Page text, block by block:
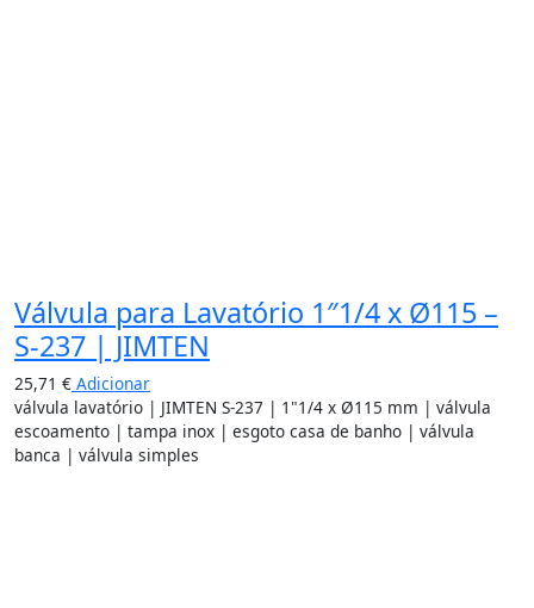
Válvula para Lavatório 1″1/4 x Ø115 –
S-237 | JIMTEN
25,71 € Adicionar
válvula lavatório | JIMTEN S-237 | 1"1/4 x Ø115 mm | válvula
escoamento | tampa inox | esgoto casa de banho | válvula
banca | válvula simples